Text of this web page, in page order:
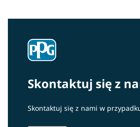
Skontaktuj się z
Skontaktuj się z nami w